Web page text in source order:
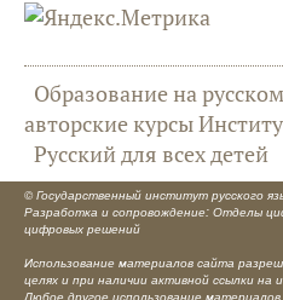
Образование на русском
авторские курсы
Русский для всех детей
© Государственный институт русского
Разработка и сопровождение: Отделы
цифровых решений
Использование материалов сайта
целях и при наличии активной ссылки на
Любое другое использование материалов